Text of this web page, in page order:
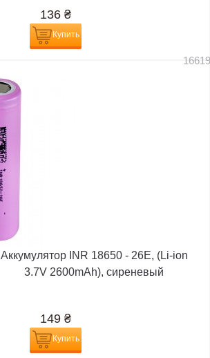
136 ₴
Купить
Аккумулятор INR 18650 - 26E, (Li-ion
3.7V 2600mAh), сиреневый
149 ₴
Купить